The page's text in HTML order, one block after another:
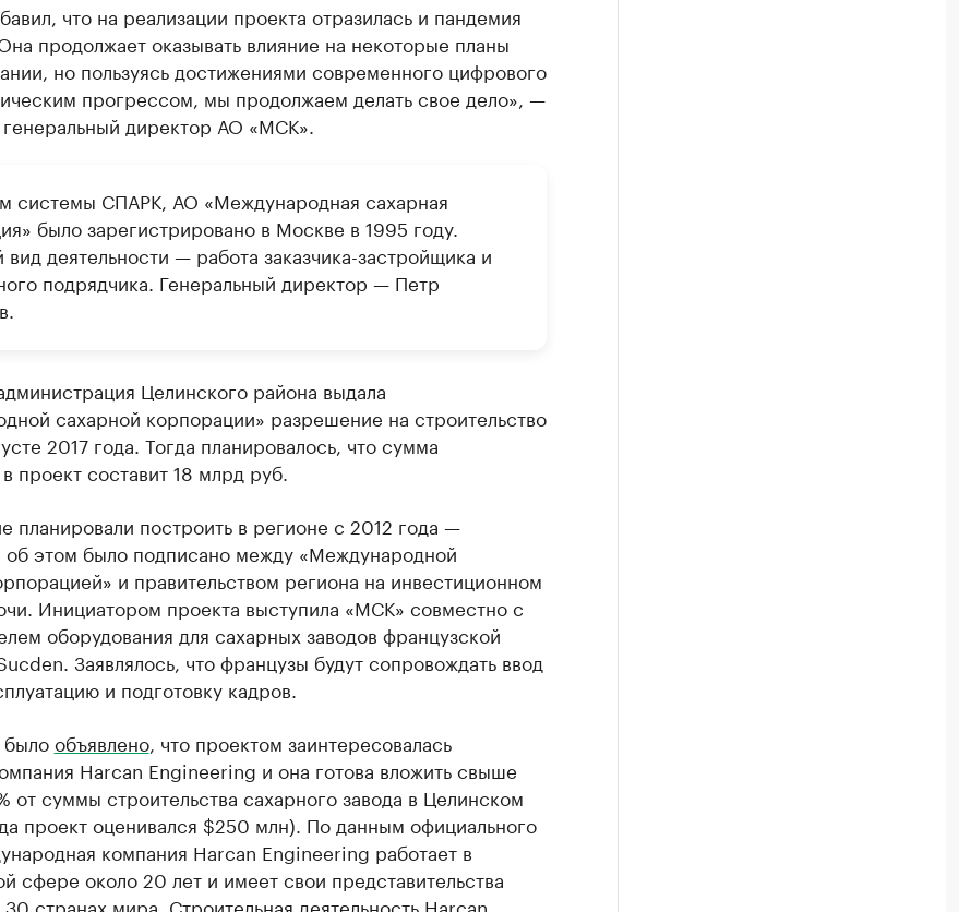
что на реализации проекта отразилась и пандемия
продолжает оказывать влияние на некоторые планы
но пользуясь достижениями современного цифрового
прогрессом, мы продолжаем делать свое дело», —
директор АО «МСК».
системы СПАРК, АО «Международная сахарная
было зарегистрировано в Москве в 1995 году.
деятельности — работа заказчика-застройщика и
подрядчика. Генеральный директор — Петр
администрация Целинского района выдала
сахарной корпорации» разрешение на строительство
2017 года. Тогда планировалось, что сумма
проект составит 18 млрд руб.
планировали построить в регионе с 2012 года —
об этом было подписано между «Международной
и правительством региона на инвестиционном
Инициатором проекта выступила «МСК» совместно с
оборудования для сахарных заводов французской
Заявлялось, что французы будут сопровождать ввод
и подготовку кадров.
былообъявлено, что проектом заинтересовалась
Harcan Engineering и она готова вложить свыше
от суммы строительства сахарного завода в Целинском
проект оценивался $250 млн). По данным официального
компания Harcan Engineering работает в
сфере около 20 лет и имеет свои представительства
странах мира. Строительная деятельность Harcan